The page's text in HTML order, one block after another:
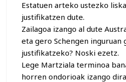
Estatuen arteko ustezko
justifikatzen dute.
Zailagoa izango al dute
eta gero Schengen inguruan
justifikatzeko? Noski ezetz.
Lege Martziala terminoa
horren ondorioak izango